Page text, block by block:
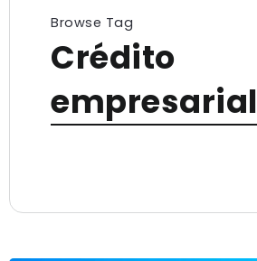
Browse Tag
Crédito
empresarial